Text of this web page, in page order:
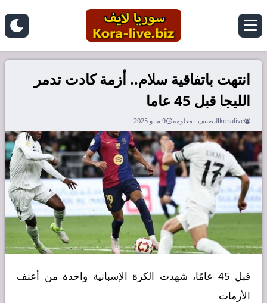
انتهت باتفاقية سلام.. أزمة كادت تدمر
الليجا قبل 45 عاما
koraliveالتصنيف : معلومة 9 مايو 2025
قبل 45 عامًا، شهدت الكرة الإسبانية واحدة من أعنف
الأزمات